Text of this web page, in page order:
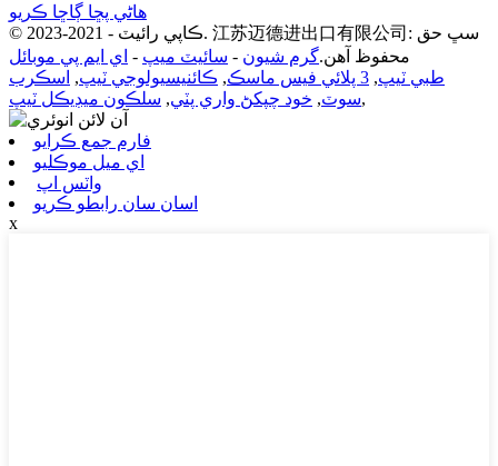
هاڻي پڇا ڳاڇا ڪريو
© ڪاپي رائيٽ - 2021-2023. 江苏迈德进出口有限公司: سڀ حق
محفوظ آهن.گرم شيون - سائيٽ ميپ - اي ايم پي موبائل
طبي ٽيپ, 3 پلائي فيس ماسڪ , ڪائنيسيولوجي ٽيپ, اسڪرب
سوٽ, خود چپکڻ واري پٽي, سلڪون ميڊيڪل ٽيپ ,
فارم جمع ڪرايو
اي ميل موڪليو
واٽس اپ
اسان سان رابطو ڪريو
x